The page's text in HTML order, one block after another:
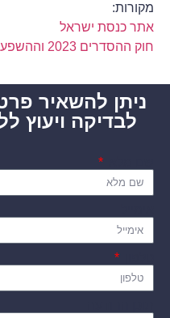
מקורות:
אתר כנסת ישראל
חוק ההסדרים 2023 וההשפעה על ביטוחי הבריאות הפרטיים
ניתן להשאיר
לבדיקה ויעוץ